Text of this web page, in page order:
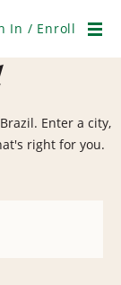
In / Enroll
Enter a city,
right for you.